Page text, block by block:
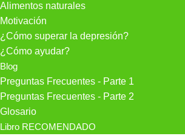
Alimentos naturales
Motivación
¿Cómo superar la depresión?
¿Cómo ayudar?
Blog
Preguntas Frecuentes - Parte 1
Preguntas Frecuentes - Parte 2
Glosario
Libro RECOMENDADO